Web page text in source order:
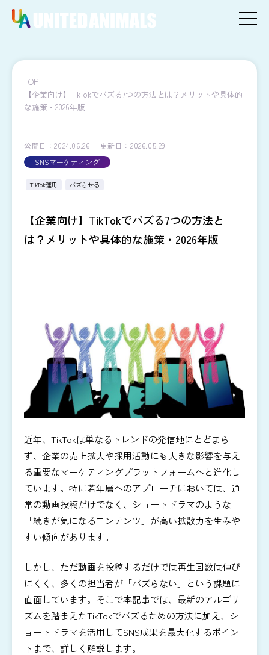
TOP
【企業向け】TikTokでバズる7つの方法とは？メリットや具体的
な施策・2026年版
公開日：2024.06.26
更新日：2026.05.29
SNSマーケティング
TikTok運用 バズらせる
【企業向け】TikTokでバズる7つの方法と
は？メリットや具体的な施策・2026年版
近年、TikTokは単なるトレンドの発信地にとどまら
ず、企業の売上拡大や採用活動にも大きな影響を与え
る重要なマーケティングプラットフォームへと進化し
ています。特に若年層へのアプローチにおいては、通
常の動画投稿だけでなく、ショートドラマのような
「続きが気になるコンテンツ」が高い拡散力を生みや
すい傾向があります。
しかし、ただ動画を投稿するだけでは再生回数は伸び
にくく、多くの担当者が「バズらない」という課題に
直面しています。そこで本記事では、最新のアルゴリ
ズムを踏まえたTikTokでバズるための方法に加え、シ
ョートドラマを活用してSNS成果を最大化するポイン
トまで、詳しく解説します。